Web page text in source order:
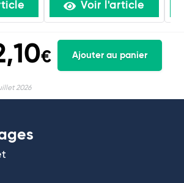
Voir l'article
€ Ajouter au panier
2026